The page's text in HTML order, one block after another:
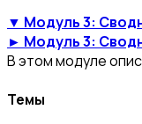
▼ Модуль 3:
► Модуль 3:
В этом модуле
Темы